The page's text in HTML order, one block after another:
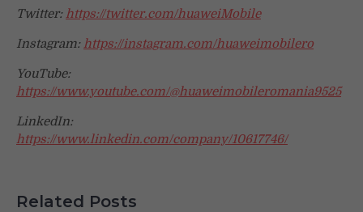
Twitter: https://twitter.com/huaweiMobile
Instagram: https://instagram.com/huaweimobilero
YouTube:
https://www.youtube.com/@huaweimobileromania9525
LinkedIn:
https://www.linkedin.com/company/10617746/
Related Posts